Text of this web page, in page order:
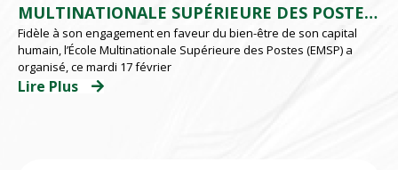
MULTINATIONALE SUPÉRIEURE DES POSTES
(EMSP) D’ABIDJAN
Fidèle à son engagement en faveur du bien-être de son capital
humain, l’École Multinationale Supérieure des Postes (EMSP) a
organisé, ce mardi 17 février
Lire Plus